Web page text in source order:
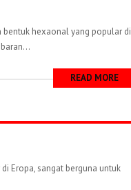
hexaonal yang popular di
READ MORE
Eropa, sangat berguna untuk